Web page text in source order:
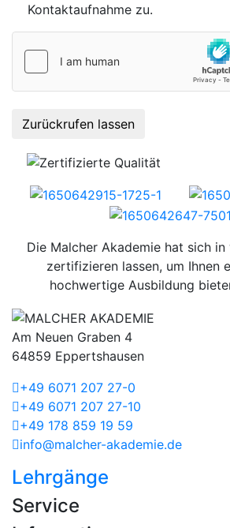
Kontaktaufnahme zu.
Zurückrufen lassen
Die Malcher Akademie hat sich in
zertifizieren lassen, um Ihnen
hochwertige Ausbildung
Am Neuen Graben 4
64859 Eppertshausen
+49 6071 207 27-0
+49 6071 207 27-10
+49 178 859 19 59
info@malcher-akademie.de
Lehrgänge
Service